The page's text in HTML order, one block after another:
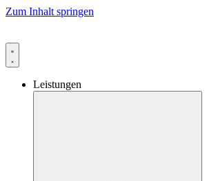
Zum Inhalt springen
Leistungen